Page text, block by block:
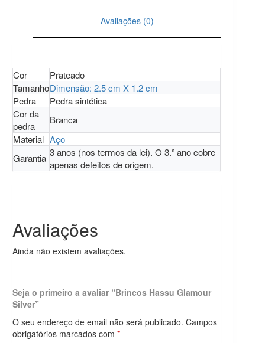
Avaliações (0)
Cor
Prateado
TamanhoDimensão: 2.5 cm X 1.2 cm
Pedra
Pedra sintética
Cor da
pedra
Branca
Material Aço
Garantia 3 anos (nos termos da lei). O 3.º ano cobre
apenas defeitos de origem.
Avaliações
Ainda não existem avaliações.
Seja o primeiro a avaliar “Brincos Hassu Glamour
Silver”
O seu endereço de email não será publicado. Campos
obrigatórios marcados com *